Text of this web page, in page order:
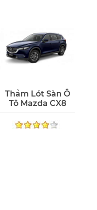
Thảm Lót Sàn Ô
Tô Mazda CX8